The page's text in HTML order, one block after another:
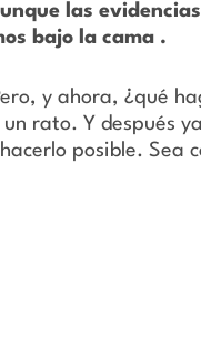
las
bajo la cama .
y ahora, ¿qué
rato. Y después
posible. Sea